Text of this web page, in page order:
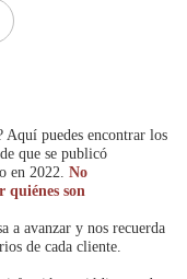
Aquí puedes encontrar los
que se publicó
en 2022.No
quiénes son
a avanzar y nos recuerda
de cada cliente.